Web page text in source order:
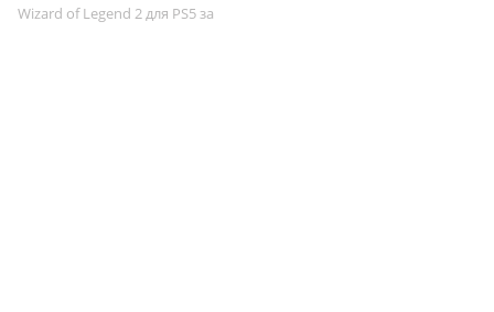
Wizard of Legend 2 для PS5 за